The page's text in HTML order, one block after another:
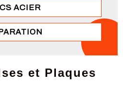
ACIER
et Plaques